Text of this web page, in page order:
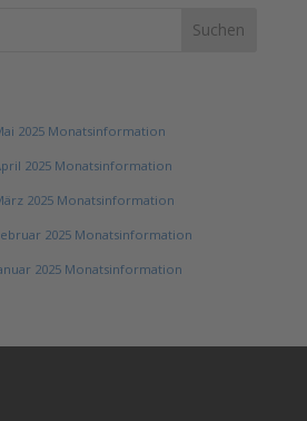
2025 Monatsinformation
2025 Monatsinformation
2025 Monatsinformation
2025 Monatsinformation
2025 Monatsinformation